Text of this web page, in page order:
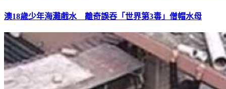
澳18歲少年海灘戲水 離奇誤吞「世界第3毒」僧帽水母